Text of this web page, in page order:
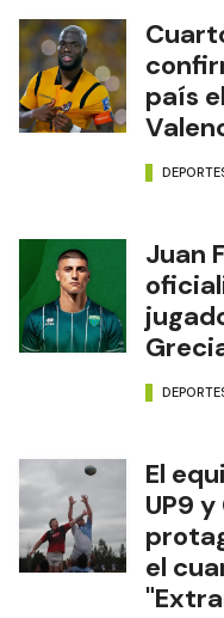
país
Juan
El
UP9
el